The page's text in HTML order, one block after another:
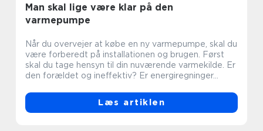
Man skal lige være klar på den
varmepumpe
Når du overvejer at købe en ny varmepumpe, skal du
være forberedt på installationen og brugen. Først
skal du tage hensyn til din nuværende varmekilde. Er
den forældet og ineffektiv? Er energiregninger...
Læs artiklen